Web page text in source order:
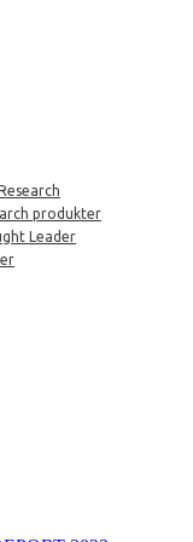
produkter
Leader